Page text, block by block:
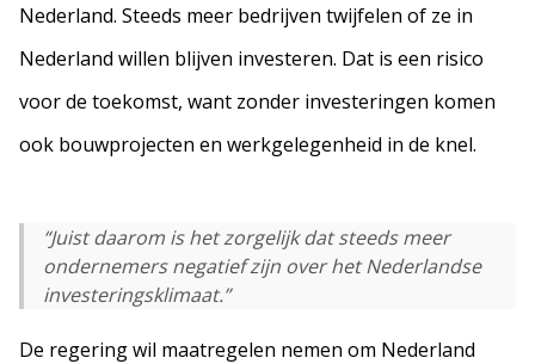
Nederland. Steeds meer bedrijven twijfelen of ze in
Nederland willen blijven investeren. Dat is een risico
voor de toekomst, want zonder investeringen komen
ook bouwprojecten en werkgelegenheid in de knel.
“Juist daarom is het zorgelijk dat steeds meer
ondernemers negatief zijn over het Nederlandse
investeringsklimaat.”
De regering wil maatregelen nemen om Nederland